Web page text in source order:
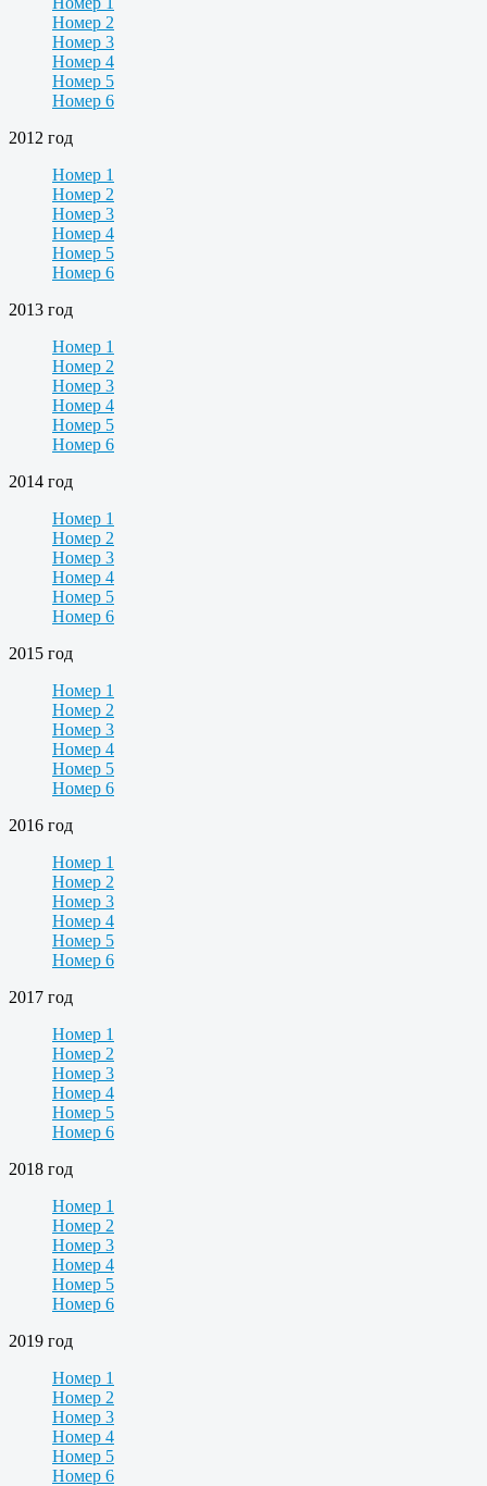
Номер 2
Номер 3
Номер 4
Номер 5
Номер 6
2012 год
Номер 1
Номер 2
Номер 3
Номер 4
Номер 5
Номер 6
2013 год
Номер 1
Номер 2
Номер 3
Номер 4
Номер 5
Номер 6
2014 год
Номер 1
Номер 2
Номер 3
Номер 4
Номер 5
Номер 6
2015 год
Номер 1
Номер 2
Номер 3
Номер 4
Номер 5
Номер 6
2016 год
Номер 1
Номер 2
Номер 3
Номер 4
Номер 5
Номер 6
2017 год
Номер 1
Номер 2
Номер 3
Номер 4
Номер 5
Номер 6
2018 год
Номер 1
Номер 2
Номер 3
Номер 4
Номер 5
Номер 6
2019 год
Номер 1
Номер 2
Номер 3
Номер 4
Номер 5
Номер 6